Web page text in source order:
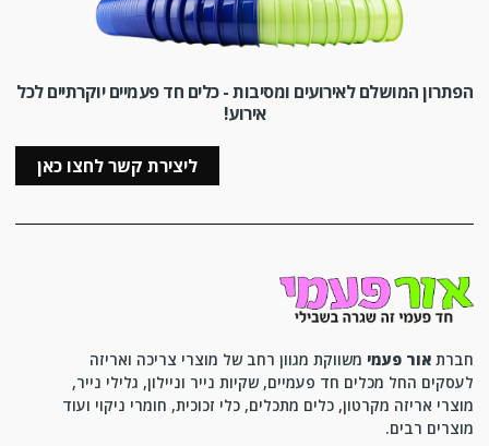
הפתרון המושלם לאירועים ומסיבות - כלים חד פעמיים יוקרתיים לכל
אירוע!
ליצירת קשר לחצו כאן
חברת אור פעמי משווקת מגוון רחב של מוצרי צריכה ואריזה
לעסקים החל מכלים חד פעמיים, שקיות נייר וניילון, גלילי נייר,
מוצרי אריזה מקרטון, כלים מתכלים, כלי זכוכית, חומרי ניקוי ועוד
מוצרים רבים.